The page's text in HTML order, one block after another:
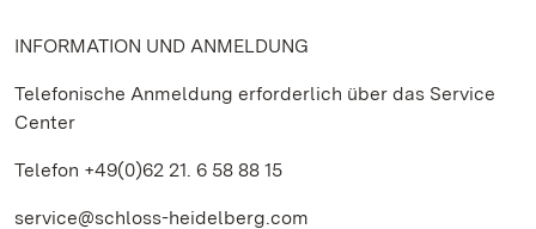
INFORMATION UND ANMELDUNG
Telefonische Anmeldung erforderlich über das Service
Center
Telefon +49(0)62 21. 6 58 88 15
service@schloss-heidelberg.com